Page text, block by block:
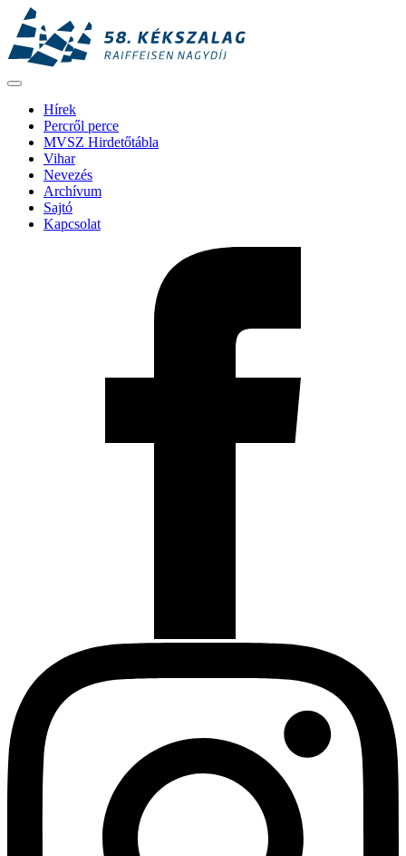
Hírek
Percről perce
MVSZ Hirdetőtábla
Vihar
Nevezés
Archívum
Sajtó
Kapcsolat